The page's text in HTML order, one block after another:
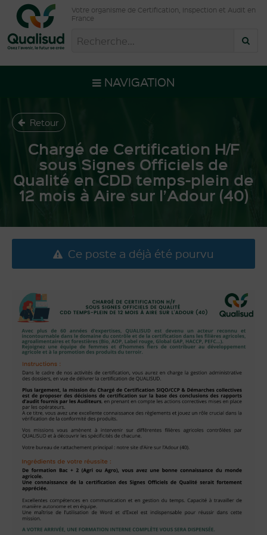
Votre organisme de Certification, Inspection et Audit en
France
NAVIGATION
Retour
Chargé de Certification H/F
sous Signes Officiels de
Qualité en CDD temps-plein de
12 mois à Aire sur l’Adour (40)
Ce poste a déjà été pourvu